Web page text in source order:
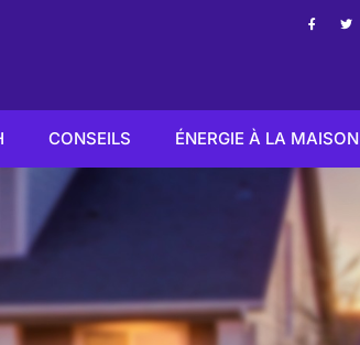
CONSEILS ÉNERGIE À LA MAISON